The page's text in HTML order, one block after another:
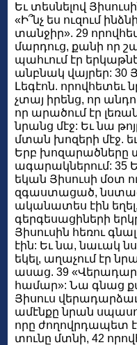
Եւ տեսնելով
«Ի՞նչ ես ուզում
տանջիր». 29
մարդուց, քանի որ
պահւում էր
անբնակ վայրեր: 30
Լեգէոն. որովհետեւ
չտայ իրենց, որ
որ արածում էր
նրանց մէջ: Եւ նա
մտան խոզերի մէջ.
Երբ
ագարակներում: 35
եկան Յիսուսի մօտ
զգաստացած, նստած
ականատես էին
գերգեսացիների
Յիսուսին հեռու
էին: Եւ նա, նաւակ
եկել, աղաչում էր
ասաց. 39
համար»: Նա գնաց
Յիսուս վերադարձաւ
ամէնքը նրան
որը ժողովրդապետ
տունը մտնի, 42